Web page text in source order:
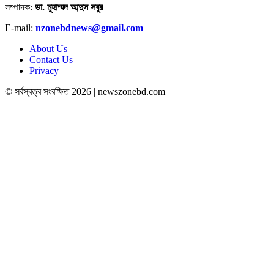
সম্পাদক: ডা. মুহাম্মদ আব্দুস সবুর
E-mail: nzonebdnews@gmail.com
About Us
Contact Us
Privacy
© সর্বস্বত্ব সংরক্ষিত 2026 | newszonebd.com